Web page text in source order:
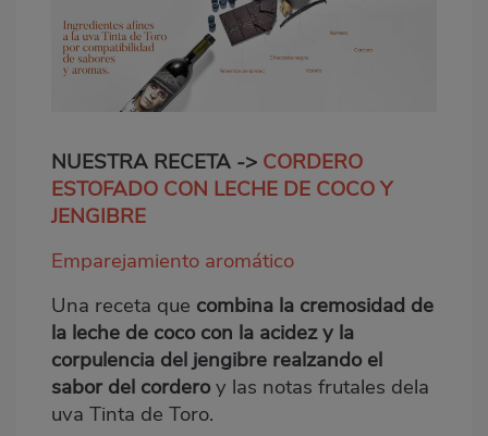
NUESTRA RECETA -> CORDERO
ESTOFADO CON LECHE DE COCO Y
JENGIBRE
Emparejamiento aromático
Una receta que combina la cremosidad de
la leche de coco con la acidez y la
corpulencia del jengibre realzando el
sabor del corderoy las notas frutales dela
uva Tinta de Toro.